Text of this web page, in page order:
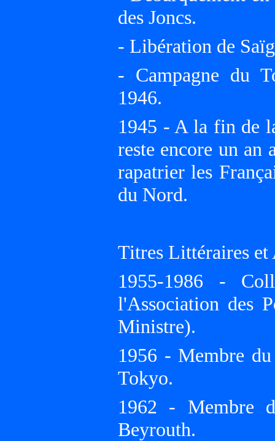
des Joncs.
- Libération de
- Campagne du
1946.
1945 - A la fin de
reste encore un an
rapatrier les
du Nord.
Titres Littéraires et
1955-1986 -
l'Association des
Ministre).
1956 - Membre
Tokyo.
1962 - Membre
Beyrouth.